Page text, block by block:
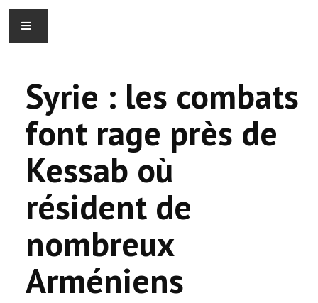
ACTUALITEIT
GEMEENSCHAP
EVENTS
🔔 VERKIEZINGEN 2026 🗳️
KERK
HAY DOUN
Syrie : les combats
font rage près de
Kessab où
résident de
nombreux
Arméniens